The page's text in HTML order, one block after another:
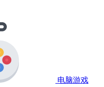
电脑游戏